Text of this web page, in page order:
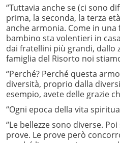
“Tuttavia anche se (ci sono
prima, la seconda, la terza
anche armonia. Come in
bambino sta volentieri in
dai fratellini più grandi, dallo
famiglia del Risorto noi
“Perché? Perché questa
diversità, proprio dalla
esempio, avete delle grazie
“Ogni epoca della vita
“Le bellezze sono diverse.
prove. Le prove però